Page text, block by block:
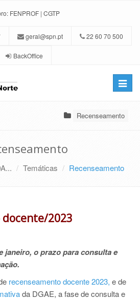
FENPROF | CGTP
geral@spn.pt 22 60 70 500
BackOffice
Toggle
Recenseamento
Temáticas Recenseamento
docente/2023
janeiro, o prazo para consulta e
recenseamento docente 2023, e de
da DGAE, a fase de consulta e